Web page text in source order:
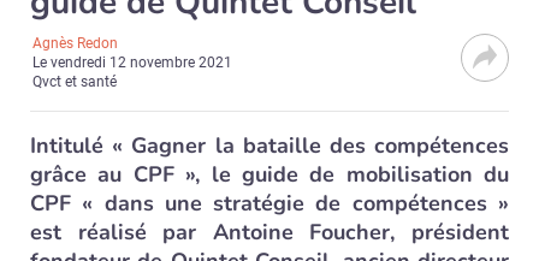
Agnès Redon
Levendredi 12 novembre 2021
Qvct et santé
Intitulé « Gagner la bataille des compétences
grâce au CPF », le guide de mobilisation du
CPF « dans une stratégie de compétences »
est réalisé par Antoine Foucher, président